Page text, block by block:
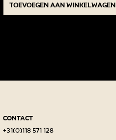
Toevoegen aan winkelwagen
Contact
+31(0)118 571 128